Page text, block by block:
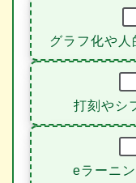
グラフ化や
打刻やシ
eラーニ